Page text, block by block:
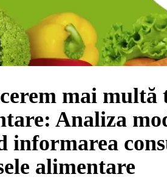
mai
Analiza
informarea
alimentare